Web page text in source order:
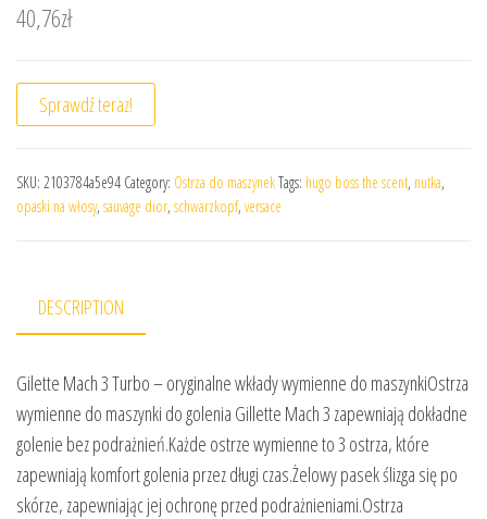
40,76zł
Sprawdź teraz!
SKU: 2103784a5e94 Category: Ostrza do maszynekTags: hugo boss the scent, nutka,
opaski na włosy, sauvage dior, schwarzkopf, versace
DESCRIPTION
Gilette Mach 3 Turbo – oryginalne wkłady wymienne do maszynkiOstrza
wymienne do maszynki do golenia Gillette Mach 3 zapewniają dokładne
golenie bez podrażnień.Każde ostrze wymienne to 3 ostrza, które
zapewniają komfort golenia przez długi czas.Żelowy pasek ślizga się po
skórze, zapewniając jej ochronę przed podrażnieniami.Ostrza